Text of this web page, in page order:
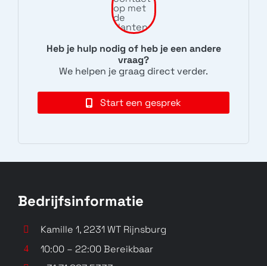
N/A 2Q6E1
U12+
Heb je hulp nodig of heb je een andere
vraag?
We helpen je graag direct verder.
Start een gesprek
Bedrijfsinformatie
Kamille 1, 2231 WT Rijnsburg
10:00 – 22:00 Bereikbaar